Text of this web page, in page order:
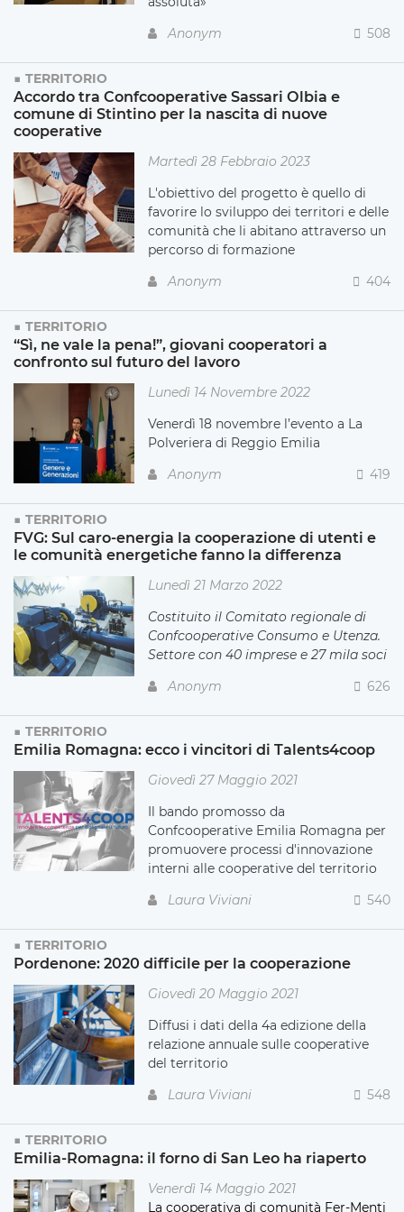
Anonym
508
TERRITORIO
Accordo tra Confcooperative Sassari Olbia e
comune di Stintino per la nascita di nuove
cooperative
Martedì 28 Febbraio 2023
L'obiettivo del progetto è quello di
favorire lo sviluppo dei territori e delle
comunità che li abitano attraverso un
percorso di formazione
Anonym
404
TERRITORIO
“Sì, ne vale la pena!”, giovani cooperatori a
confronto sul futuro del lavoro
Lunedì 14 Novembre 2022
Venerdì 18 novembre l’evento a La
Polveriera di Reggio Emilia
Anonym
419
TERRITORIO
FVG: Sul caro-energia la cooperazione di utenti e
le comunità energetiche fanno la differenza
Lunedì 21 Marzo 2022
Costituito il Comitato regionale di
Confcooperative Consumo e Utenza.
Settore con 40 imprese e 27 mila soci
Anonym
626
TERRITORIO
Emilia Romagna: ecco i vincitori di Talents4coop
Giovedì 27 Maggio 2021
Il bando promosso da
Confcooperative Emilia Romagna per
promuovere processi d'innovazione
interni alle cooperative del territorio
Laura Viviani
540
TERRITORIO
Pordenone: 2020 difficile per la cooperazione
Giovedì 20 Maggio 2021
Diffusi i dati della 4a edizione della
relazione annuale sulle cooperative
del territorio
Laura Viviani
548
TERRITORIO
Emilia-Romagna: il forno di San Leo ha riaperto
Venerdì 14 Maggio 2021
La cooperativa di comunità Fer-Menti